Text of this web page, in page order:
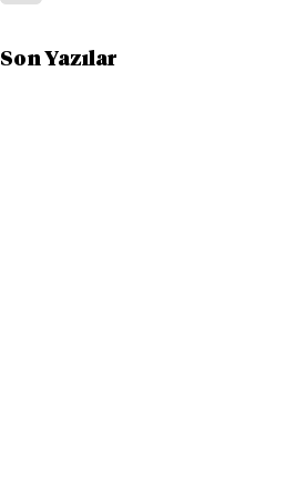
Son Yazılar